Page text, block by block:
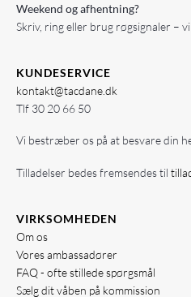
Weekend og afhentning?
Skriv, ring eller brug røgsignaler –
KUNDESERVICE
kontakt@tacdane.dk
Tlf 30 20 66 50
Vi bestræber os på at besvare din
Tilladelser bedes fremsendes til
VIRKSOMHEDEN
Om os
Vores ambassadører
FAQ - ofte stillede spørgsmål
Sælg dit våben på kommission